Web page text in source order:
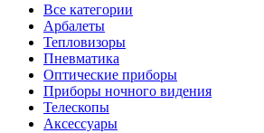
Все категории
Арбалеты
Тепловизоры
Пневматика
Оптические приборы
Приборы ночного видения
Телескопы
Аксессуары